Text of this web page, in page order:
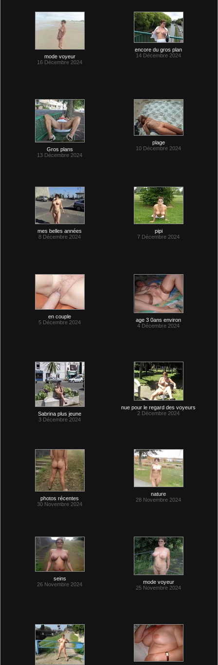
mode voyeur
16 Décembre 2024
encore du gros plan
14 Décembre 2024
Gros plans
13 Décembre 2024
plage
10 Décembre 2024
mes belles années
8 Décembre 2024
pipi
7 Décembre 2024
en couple
5 Décembre 2024
age 3 0ans environ
4 Décembre 2024
Sabrina plus jeune
3 Décembre 2024
nue pour le regard des voyeurs
2 Décembre 2024
photos récentes
30 Novembre 2024
nature
28 Novembre 2024
seins
26 Novembre 2024
mode voyeur
25 Novembre 2024